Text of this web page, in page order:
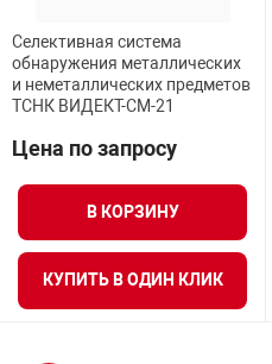
Селективная система
обнаружения металлических
и неметаллических предметов
ТСНК ВИДЕКТ-СМ-21
Цена по запросу
В КОРЗИНУ
КУПИТЬ В ОДИН КЛИК